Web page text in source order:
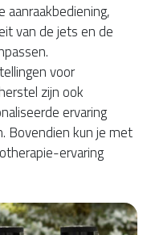
van de jets en de
voor
zijn ook
ervaring
Bovendien kun je met
ervaring